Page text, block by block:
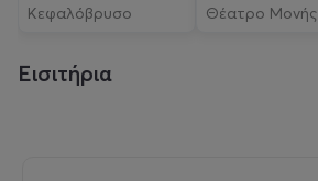
Κεφαλόβρυσο
Θέατρο Μονής
Εισιτήρια